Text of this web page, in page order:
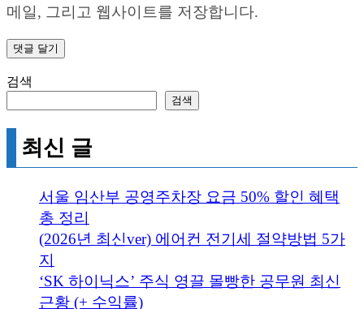
메일, 그리고 웹사이트를 저장합니다.
검색
검색
최신 글
서울 임산부 공영주차장 요금 50% 할인 혜택
총 정리
(2026년 최신ver) 에어컨 전기세 절약방법 5가
지
‘SK 하이닉스’ 주식 영끌 몰빵한 공무원 최신
근황 (+ 수익률)